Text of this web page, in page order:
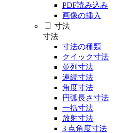
PDF読み込み
画像の挿入
寸法
寸法
寸法の種類
クイック寸法
並列寸法
連続寸法
角度寸法
円弧長さ寸法
一括寸法
放射寸法
3 点角度寸法